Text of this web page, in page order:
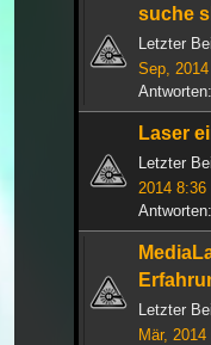
suche
Letzter
Sep,
Antworten:
Laser
Letzter
2014 8:36
Antworten:
Letzter
Mär,